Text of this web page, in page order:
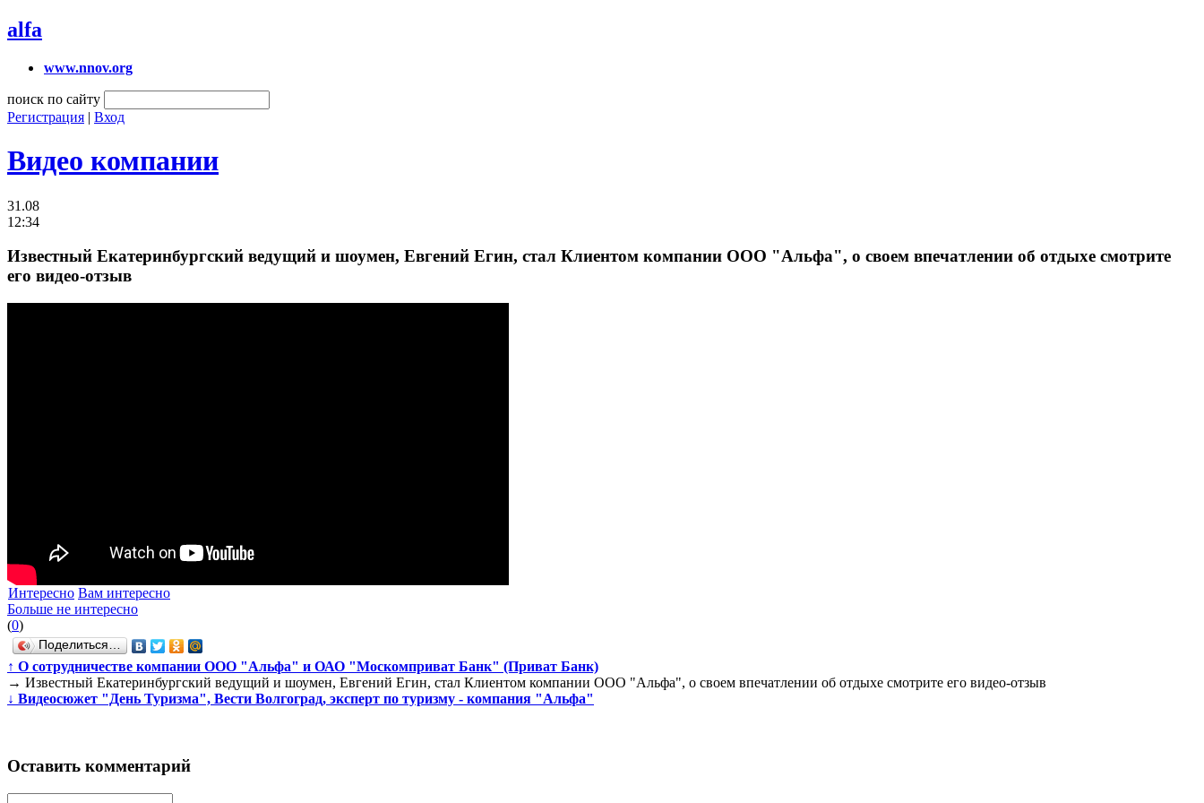
alfa
www.nnov.org
поиск по сайту
Регистрация | Вход
Видео компании
31.08
12:34
Известный Екатеринбургский ведущий и шоумен, Евгений Егин, стал Клиентом компании ООО "Альфа", о своем впечатлении об отдыхе смотрите
его видео-отзыв
Интересно Вам интересно
Больше не интересно
(0)
Поделиться…
↑ О сотрудничестве компании ООО "Альфа" и ОАО "Москомприват Банк" (Приват Банк)
→ Известный Екатеринбургский ведущий и шоумен, Евгений Егин, стал Клиентом компании ООО "Альфа", о своем впечатлении об отдыхе смотрите его видео-отзыв
↓ Видеосюжет "День Туризма", Вести Волгоград, эксперт по туризму - компания "Альфа"
Оставить комментарий